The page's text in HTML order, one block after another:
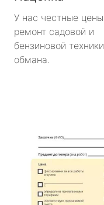
У нас честные
ремонт садовой и
бензиновой
обмана.